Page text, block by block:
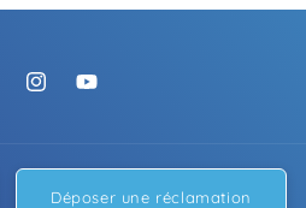
InstagramYouTube
Déposer une réclamation